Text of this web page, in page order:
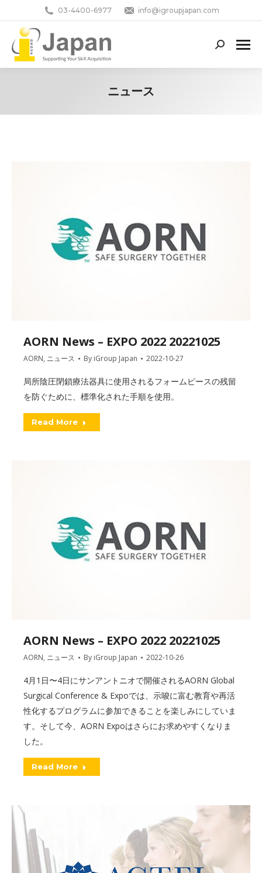
03-4400-6977 info@igroupjapan.com
Search:
ニュース
AORN News – EXPO 2022 20221025
AORN, ニュース By iGroup Japan 2022-10-27
局所陰圧閉鎖療法器具に使用されるフォームピースの残留
を防ぐために、標準化された手順を使用。
Read More
AORN News – EXPO 2022 20221025
AORN, ニュース By iGroup Japan 2022-10-26
4月1日〜4日にサンアントニオで開催されるAORN Global
Surgical Conference & Expoでは、示唆に富む教育や再活
性化するプログラムに参加できることを楽しみにしていま
す。そして今、AORN Expoはさらにお求めやすくなりま
した。
Read More